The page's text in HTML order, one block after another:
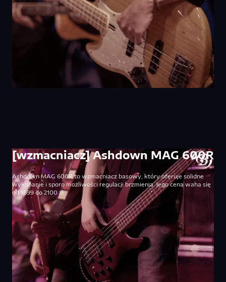
[wzmacniacz] Ashdown MAG 600R
Ashdown MAG 600R to wzmacniacz basowy, który oferuje solidne
wykonanie i sporo możliwości regulacji brzmienia. Jego cena waha się
od 1699 do 2100 zł.